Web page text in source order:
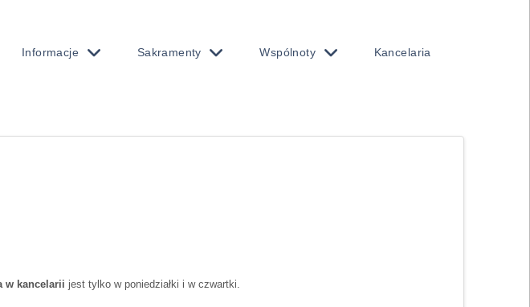
Informacje Sakramenty Wspólnoty Kancelaria
w kancelarii jest tylko w poniedziałki i w czwartki.